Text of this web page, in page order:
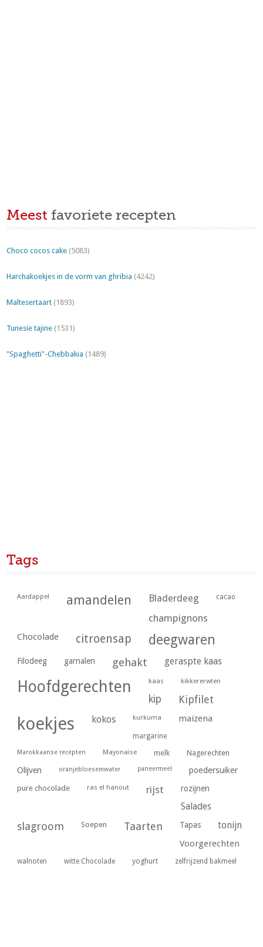
Meest favoriete recepten
Choco cocos cake (5083)
Harchakoekjes in de vorm van ghribia (4242)
Maltesertaart (1893)
Tunesie tajine (1531)
"Spaghetti"-Chebbakia (1489)
Tags
Aardappel amandelen Bladerdeeg cacao
champignons
Chocolade citroensap deegwaren
Filodeeg garnalen gehakt geraspte kaas
Hoofdgerechten kaas kikkererwten
kip Kipfilet
koekjes kokos kurkuma maizena
margarine
Marokkaanse recepten Mayonaise melk Nagerechten
Olijven oranjebloesemwater paneermeel poedersuiker
pure chocolade ras el hanout rijst rozijnen
Salades
slagroom Soepen Taarten Tapas tonijn
Voorgerechten
walnoten witte Chocolade yoghurt zelfrijzend bakmeel